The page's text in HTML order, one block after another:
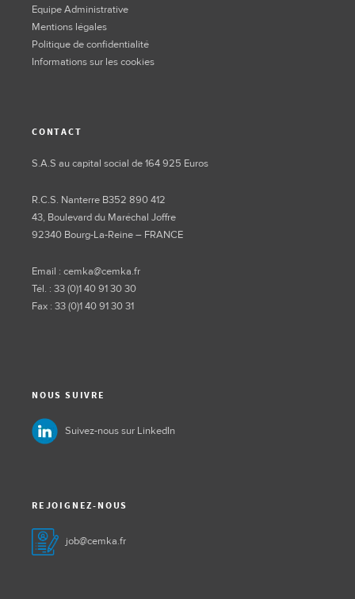
Equipe Administrative
Mentions légales
Politique de confidentialité
Informations sur les cookies
CONTACT
S.A.S au capital social de 164 925 Euros
R.C.S. Nanterre B352 890 412
43, Boulevard du Maréchal Joffre
92340 Bourg-La-Reine – FRANCE
Email : cemka@cemka.fr
Tél. : 33 (0)1 40 91 30 30
Fax : 33 (0)1 40 91 30 31
NOUS SUIVRE
Suivez-nous sur LinkedIn
REJOIGNEZ-NOUS
job@cemka.fr